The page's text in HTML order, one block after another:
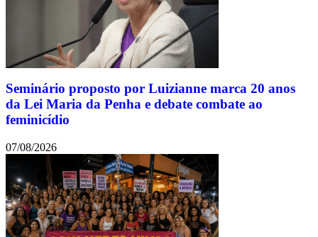
Seminário proposto por Luizianne marca 20 anos
da Lei Maria da Penha e debate combate ao
feminicídio
07/08/2026